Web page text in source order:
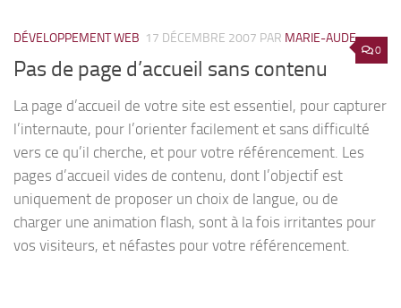
0
DÉVELOPPEMENT WEB 17 DÉCEMBRE 2007 PAR MARIE-AUDE
Pas de page d’accueil sans contenu
La page d’accueil de votre site est essentiel, pour capturer
l’internaute, pour l’orienter facilement et sans difficulté
vers ce qu’il cherche, et pour votre référencement. Les
pages d’accueil vides de contenu, dont l’objectif est
uniquement de proposer un choix de langue, ou de
charger une animation flash, sont à la fois irritantes pour
vos visiteurs, et néfastes pour votre référencement.